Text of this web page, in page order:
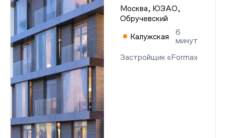
Москва, ЮЗАО,
Обручевский
Калужская
6
минут
Застройщик «Forma»